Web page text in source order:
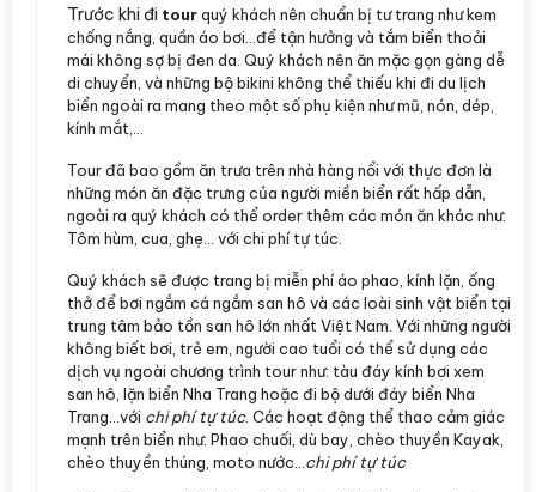
Trước khi đi tourquý khách nên chuẩn bị tư trang như kem
chống nắng, quần áo bơi...để tận hưởng và tắm biển thoải
mái không sợ bị đen da. Quý khách nên ăn mặc gọn gàng dễ
di chuyển, và những bộ bikini không thể thiếu khi đi du lịch
biển ngoài ra mang theo một số phụ kiện như mũ, nón, dép,
kính mắt,...
Tour đã bao gồm ăn trưa trên nhà hàng nổi với thực đơn là
những món ăn đặc trưng của người miền biển rất hấp dẫn,
ngoài ra quý khách có thể order thêm các món ăn khác như:
Tôm hùm, cua, ghẹ... với chi phí tự túc.
Quý khách sẽ được trang bị miễn phí áo phao, kính lặn, ống
thở để bơi ngắm cá ngắm san hô và các loài sinh vật biển tại
trung tâm bảo tồn san hô lớn nhất Việt Nam. Với những người
không biết bơi, trẻ em, người cao tuổi có thể sử dụng các
dịch vụ ngoài chương trình tour như: tàu đáy kính bơi xem
san hô, lặn biển Nha Trang hoặc đi bộ dưới đáy biển Nha
Trang...với chi phí tự túc. Các hoạt động thể thao cảm giác
mạnh trên biển như: Phao chuối, dù bay, chèo thuyền Kayak,
chèo thuyền thúng, moto nước... chi phí tự túc